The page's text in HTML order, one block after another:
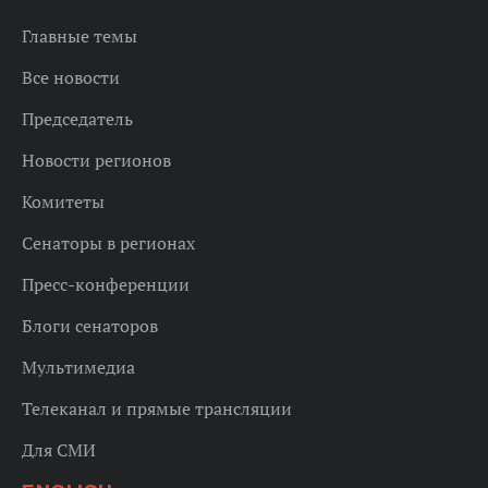
Главные темы
Все новости
Председатель
Новости регионов
Комитеты
Сенаторы в регионах
Пресс-конференции
Блоги сенаторов
Мультимедиа
Телеканал и прямые трансляции
Для СМИ